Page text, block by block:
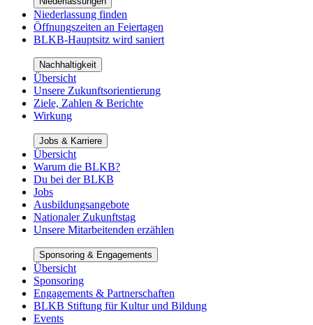
Niederlassung finden
Öffnungszeiten an Feiertagen
BLKB-Hauptsitz wird saniert
Nachhaltigkeit
Übersicht
Unsere Zukunftsorientierung
Ziele, Zahlen & Berichte
Wirkung
Jobs & Karriere
Übersicht
Warum die BLKB?
Du bei der BLKB
Jobs
Ausbildungsangebote
Nationaler Zukunftstag
Unsere Mitarbeitenden erzählen
Sponsoring & Engagements
Übersicht
Sponsoring
Engagements & Partnerschaften
BLKB Stiftung für Kultur und Bildung
Events